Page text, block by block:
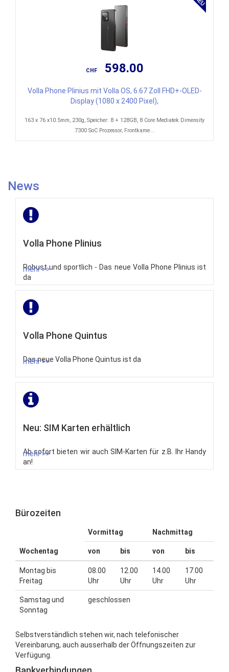
CHF 598.00
Volla Phone Plinius mit Volla OS, 6.67 Zoll FHD+-OLED-
Display (1080 x 2400 Pixel),
163 x 76 x10.5mm, 230g, Speicher: 8 + 128GB, 8 Core Mediatek Dimensity
7300 SoC Prozessor, Frontkame...
News
Volla Phone Plinius
Robust und sportlich - Das neue Volla Phone Plinius ist
da
mehr >>
Volla Phone Quintus
Das neue Volla Phone Quintus ist da
mehr >>
Neu: SIM Karten erhältlich
Ab sofort bieten wir auch SIM-Karten für z.B. Ihr Handy
an!
mehr >>
Bürozeiten
Wochentag
Vormittag Nachmittag
von bis von bis
Montag bis
Freitag
08.00
Uhr
12.00
Uhr
14.00
Uhr
17.00
Uhr
Samstag und
Sonntag
geschlossen
Selbstverständlich stehen wir, nach telefonischer
Vereinbarung, auch ausserhalb der Öffnungszeiten zur
Verfügung.